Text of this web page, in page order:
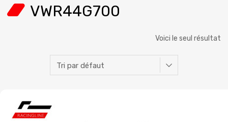
VWR44G700
Voici le seul résultat